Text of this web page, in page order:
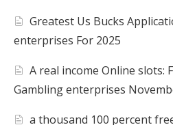
Greatest Us Bucks
enterprises For 2025
A real income Online slots:
Gambling enterprises
a thousand 100 percent